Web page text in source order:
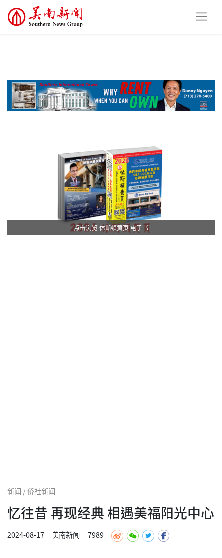
点击浏览 休斯顿黄页 电子书
新闻 / 侨社新闻
忆往昔 再现经典 相遇美福阳光中心
2024-08-17 美南新闻 7989